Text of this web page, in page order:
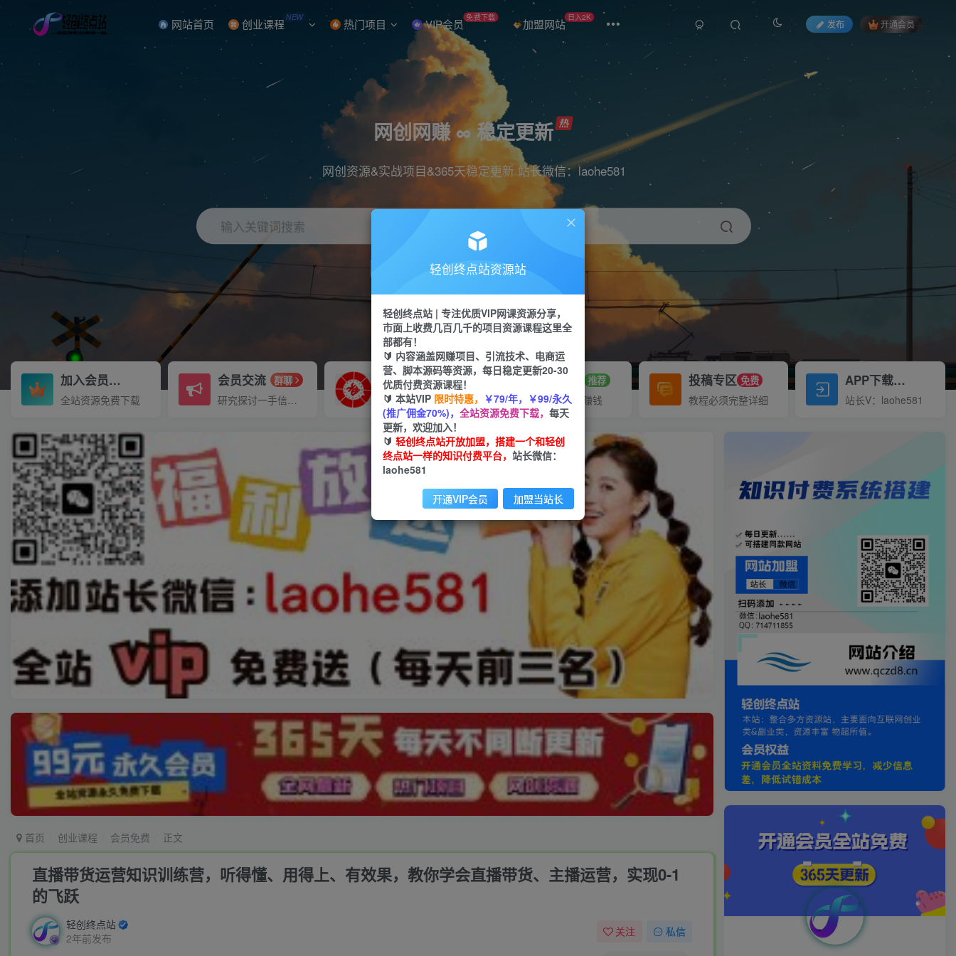
网站首页 创业课程 NEW 热门项目 VIP会员 免费下载 加盟网站 日入2K
发布 开通会员
网创网赚 ∞ 稳定更新
网创资源&实战项目&365天稳定更新 站长微信：laohe581
输入关键词搜索
引流 短视频 剪辑
加入会员3.3折
全站资源免费下载
会员交流 群聊
研究探讨一手信息差
推广赚钱
70%分佣
推广返佣高达70%
站长招募 推荐
24小时自动赚钱
投稿专区 免费
教程必须完整详细
APP下载Down
站长V：laohe581
首页 创业课程 会员免费 正文
直播带货运营知识训练营，听得懂、用得上、有效果，教你学会直播带货、主播运营，实现0-1
的飞跃
轻创终点站
2年前发布
关注 私信
轻创终点站资源站
轻创终点站 | 专注优质VIP网课资源分享，
市面上收费几百几千的项目资源课程这里全
部都有！
🔰 内容涵盖网赚项目、引流技术、电商运
营、脚本源码等资源，每日稳定更新20-30
优质付费资源课程！
🔰 本站VIP 限时特惠， ￥79/年，￥99/永久
(推广佣金70%)， 全站资源免费下载， 每天
更新，欢迎加入！
🔰 轻创终点站开放加盟，搭建一个和轻创
终点站一样的知识付费平台， 站长微信：
laohe581
开通VIP会员 加盟当站长